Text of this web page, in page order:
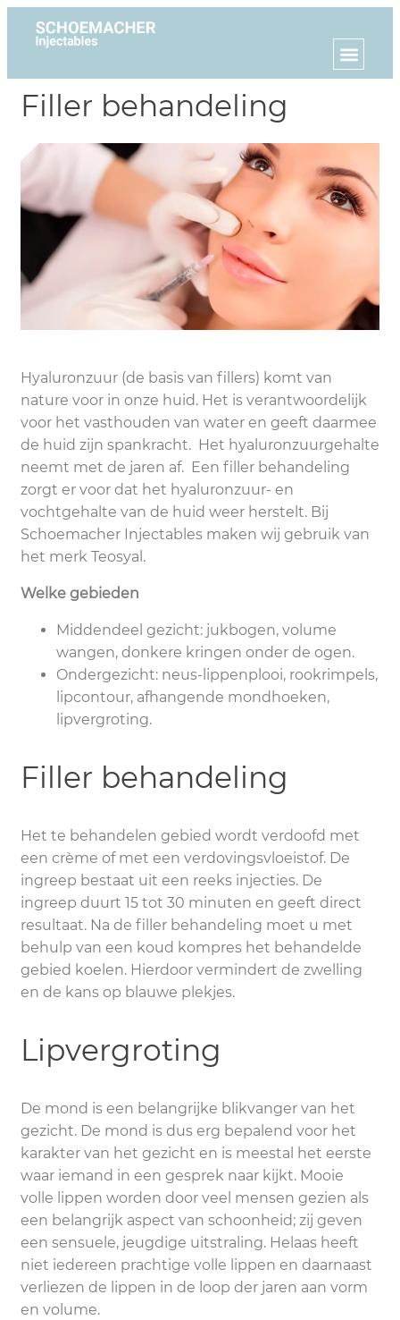
Filler behandeling
Hyaluronzuur (de basis van fillers) komt van
nature voor in onze huid. Het is verantwoordelijk
voor het vasthouden van water en geeft daarmee
de huid zijn spankracht. Het hyaluronzuurgehalte
neemt met de jaren af. Een filler behandeling
zorgt er voor dat het hyaluronzuur- en
vochtgehalte van de huid weer herstelt. Bij
Schoemacher Injectables maken wij gebruik van
het merk Teosyal.
Welke gebieden
Middendeel gezicht: jukbogen, volume
wangen, donkere kringen onder de ogen.
Ondergezicht: neus-lippenplooi, rookrimpels,
lipcontour, afhangende mondhoeken,
lipvergroting.
Filler behandeling
Het te behandelen gebied wordt verdoofd met
een crème of met een verdovingsvloeistof. De
ingreep bestaat uit een reeks injecties. De
ingreep duurt 15 tot 30 minuten en geeft direct
resultaat. Na de filler behandeling moet u met
behulp van een koud kompres het behandelde
gebied koelen. Hierdoor vermindert de zwelling
en de kans op blauwe plekjes.
Lipvergroting
De mond is een belangrijke blikvanger van het
gezicht. De mond is dus erg bepalend voor het
karakter van het gezicht en is meestal het eerste
waar iemand in een gesprek naar kijkt. Mooie
volle lippen worden door veel mensen gezien als
een belangrijk aspect van schoonheid; zij geven
een sensuele, jeugdige uitstraling. Helaas heeft
niet iedereen prachtige volle lippen en daarnaast
verliezen de lippen in de loop der jaren aan vorm
en volume.